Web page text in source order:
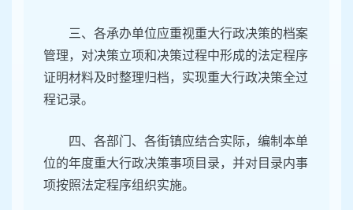
三、各承办单位应重视重大行政决策的档案
管理，对决策立项和决策过程中形成的法定程序
证明材料及时整理归档，实现重大行政决策全过
程记录。
四、各部门、各街镇应结合实际，编制本单
位的年度重大行政决策事项目录，并对目录内事
项按照法定程序组织实施。